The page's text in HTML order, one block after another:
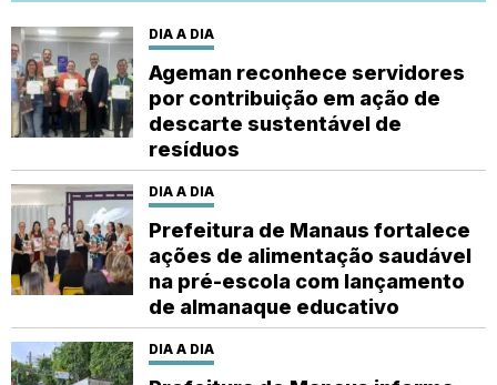
DIA A DIA
Ageman reconhece servidores
por contribuição em ação de
descarte sustentável de
resíduos
DIA A DIA
Prefeitura de Manaus fortalece
ações de alimentação saudável
na pré-escola com lançamento
de almanaque educativo
DIA A DIA